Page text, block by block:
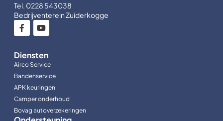
Tel. 0228 543038
Bedrijventerein Zuiderkogge
Diensten
Airco Service
Bandenservice
APK keuringen
Camper onderhoud
Bovag autoverzekeringen